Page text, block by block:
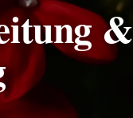
&